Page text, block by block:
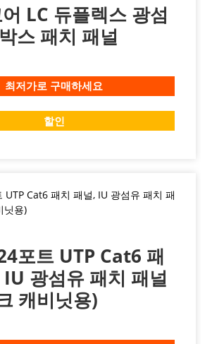
LC 듀플렉스 광섬
스 패치 패널
최저가로 구매하세요
할인
포트 UTP Cat6 패
광섬유 패치 패널
캐비닛용)